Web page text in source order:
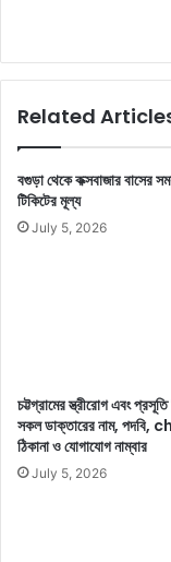
Related
বগুড়া থেকে কক্সবাজার বাসের
টিকিটের মূল্য
July 5, 2026
চট্টগ্রামের স্ত্রীরোগ এবং প্রসূতি
সকল ডাক্তারের নাম,
ঠিকানা ও যোগাযোগ নাম্বার
July 5, 2026